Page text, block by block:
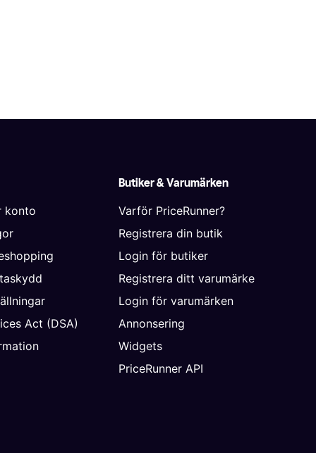
konto
Act (DSA)
Butiker & Varumärken
Varför PriceRunner?
Registrera din butik
Login för butiker
Registrera ditt varumärke
Login för varumärken
Annonsering
Widgets
PriceRunner API